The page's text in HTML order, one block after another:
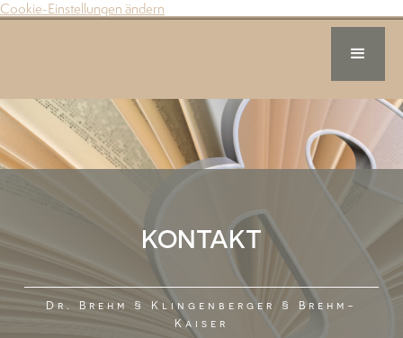
Cookie-Einstellungen ändern
KONTAKT
Dr. Brehm § Klingenberger § Brehm-
Kaiser